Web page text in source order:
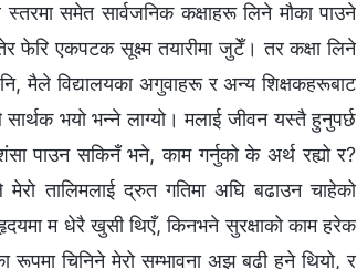
समेत सार्वजनिक कक्षाहरू लिने मौका पाउने
फेरि एकपटक सूक्ष्म तयारीमा जुटेँ। तर कक्षा लिने
मैले विद्यालयका अगुवाहरू र अन्य शिक्षकहरूबाट
भयो भन्ने लाग्यो। मलाई जीवन यस्तै हुनुपर्छ
पाउन सकिनँ भने, काम गर्नुको के अर्थ रह्यो र?
तालिमलाई द्रुत गतिमा अघि बढाउन चाहेको
हृदयमा म धेरै खुसी थिएँ, किनभने सुरक्षाको काम हरेक
रूपमा चिनिने मेरो सम्भावना अझ बढी हुने थियो, र